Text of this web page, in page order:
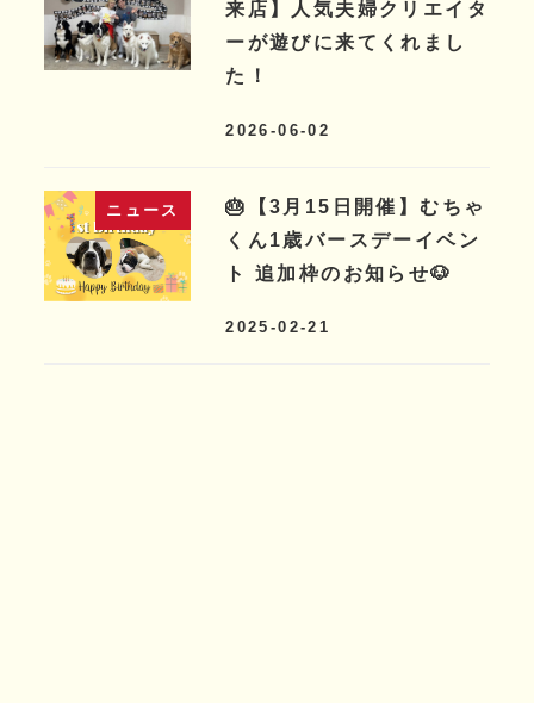
来店】人気夫婦クリエイタ
ーが遊びに来てくれまし
た！
2026-06-02
ニュース
🎂【3月15日開催】むちゃ
くん1歳バースデーイベン
ト 追加枠のお知らせ🐶
2025-02-21